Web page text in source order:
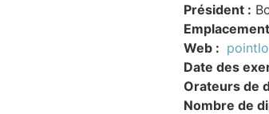
Président :
Web :
Date des
Orateurs de
Nombre de